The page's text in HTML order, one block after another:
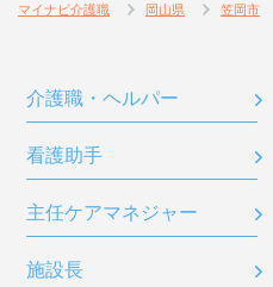
マイナビ介護職 岡山県 笠岡市
介護職・ヘルパー
看護助手
主任ケアマネジャー
施設長